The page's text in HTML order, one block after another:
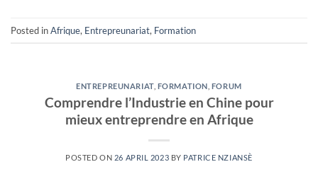
Posted inAfrique, Entrepreunariat, Formation
ENTREPREUNARIAT, FORMATION FORUM
Comprendre l’Industrie en Chine pour
mieux entreprendre en Afrique
POSTED ON 26 APRIL 2023 BY PATRICE NZIANSÈ